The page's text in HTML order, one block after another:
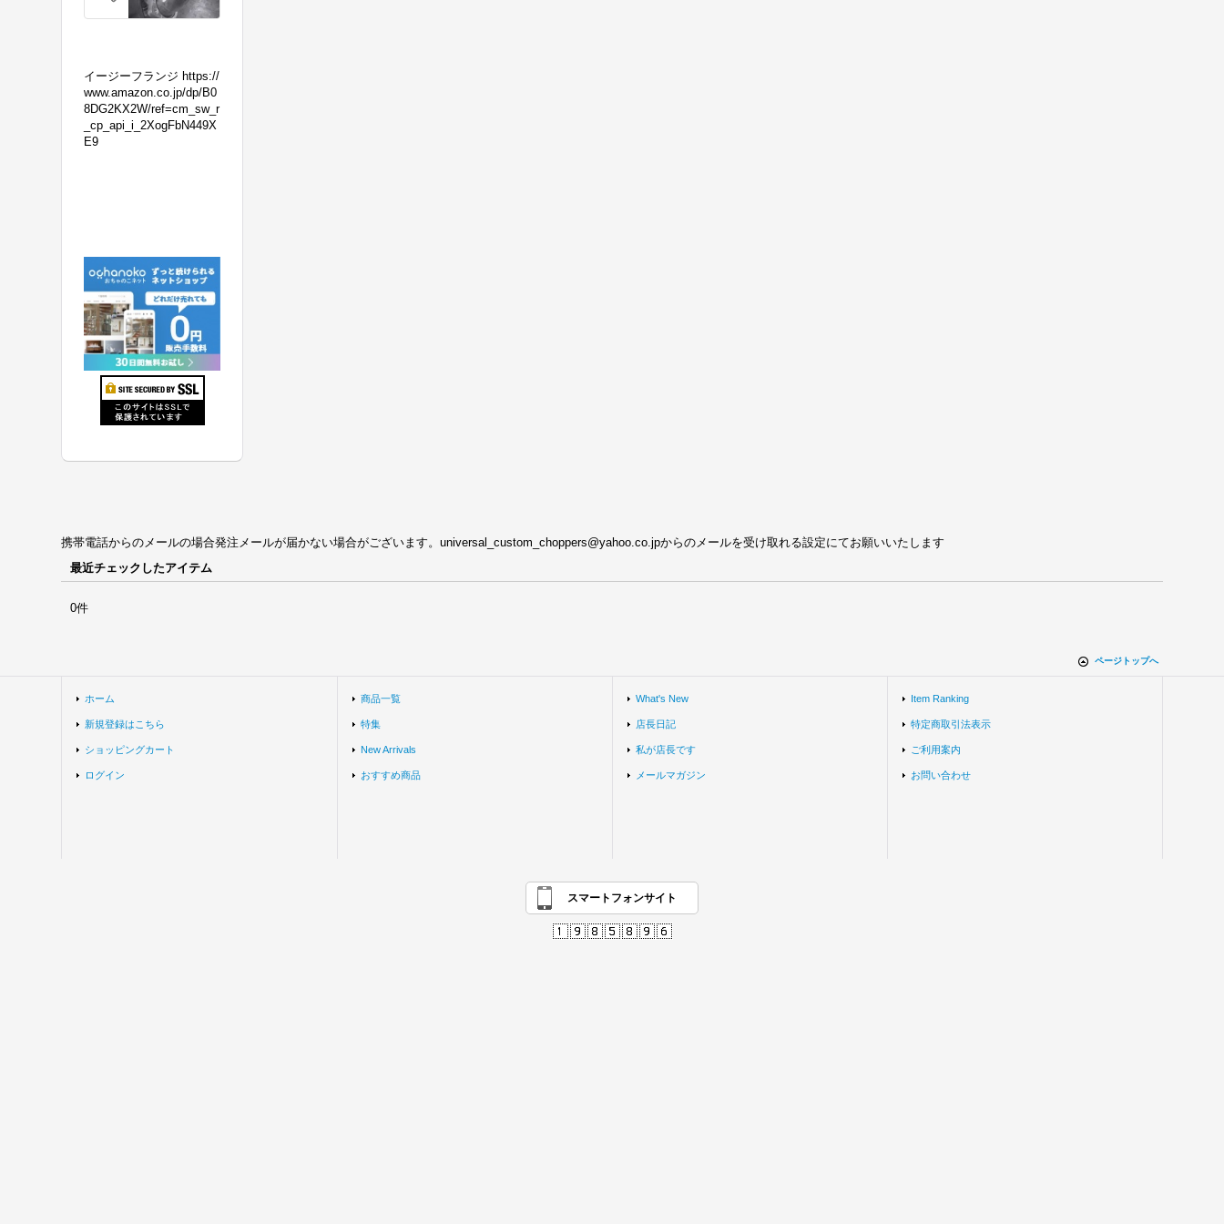
ラ
ー
交
換！
イージーフランジ https://
www.amazon.co.jp/dp/B0
8DG2KX2W/ref=cm_sw_r
_cp_api_i_2XogFbN449X
E9
携帯電話からのメールの場合発注メールが届かない場合がございます。universal_custom_choppers@yahoo.co.jpからのメールを受け取れる設定にてお願いいたします
最近チェックしたアイテム
0件
ページトップへ
ホーム
新規登録はこちら
ショッピングカート
ログイン
商品一覧
特集
New Arrivals
おすすめ商品
What's New
店長日記
私が店長です
メールマガジン
Item Ranking
特定商取引法表示
ご利用案内
お問い合わせ
スマートフォンサイト